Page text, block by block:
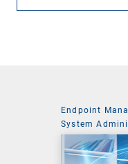
Endpoint
System